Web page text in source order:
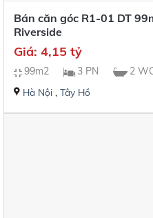
Bán căn góc R1-01 DT
Riverside
Giá: 4,15 tỷ
99m2 3 PN 2
Hà Nội, Tây Hồ